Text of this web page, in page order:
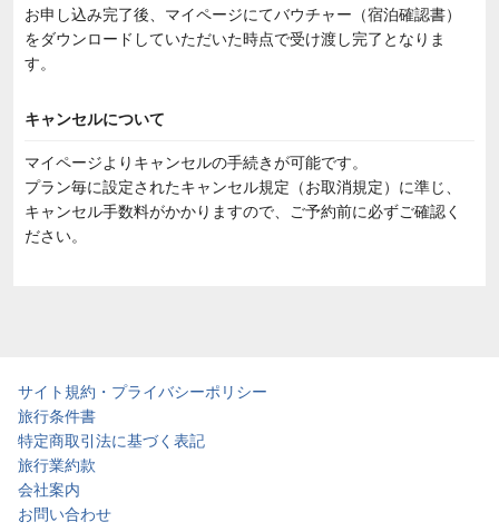
お申し込み完了後、マイページにてバウチャー（宿泊確認書）
をダウンロードしていただいた時点で受け渡し完了となりま
す。
キャンセルについて
マイページよりキャンセルの手続きが可能です。
プラン毎に設定されたキャンセル規定（お取消規定）に準じ、
キャンセル手数料がかかりますので、ご予約前に必ずご確認く
ださい。
サイト規約・プライバシーポリシー
旅行条件書
特定商取引法に基づく表記
旅行業約款
会社案内
お問い合わせ